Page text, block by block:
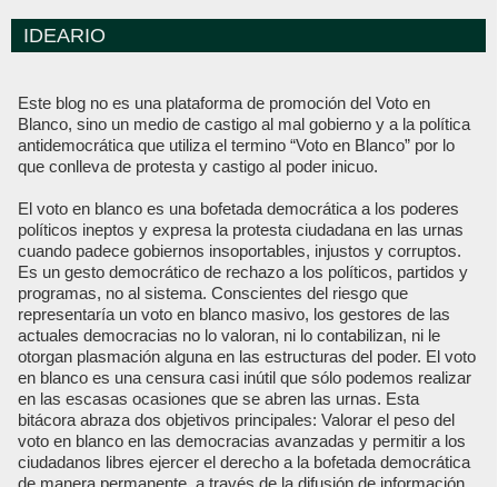
IDEARIO
Este blog no es una plataforma de promoción del Voto en
Blanco, sino un medio de castigo al mal gobierno y a la política
antidemocrática que utiliza el termino “Voto en Blanco” por lo
que conlleva de protesta y castigo al poder inicuo.
El voto en blanco es una bofetada democrática a los poderes
políticos ineptos y expresa la protesta ciudadana en las urnas
cuando padece gobiernos insoportables, injustos y corruptos.
Es un gesto democrático de rechazo a los políticos, partidos y
programas, no al sistema. Conscientes del riesgo que
representaría un voto en blanco masivo, los gestores de las
actuales democracias no lo valoran, ni lo contabilizan, ni le
otorgan plasmación alguna en las estructuras del poder. El voto
en blanco es una censura casi inútil que sólo podemos realizar
en las escasas ocasiones que se abren las urnas. Esta
bitácora abraza dos objetivos principales: Valorar el peso del
voto en blanco en las democracias avanzadas y permitir a los
ciudadanos libres ejercer el derecho a la bofetada democrática